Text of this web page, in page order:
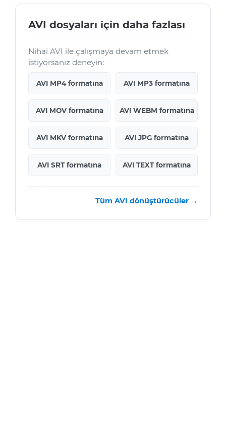
AVI dosyaları için daha fazlası
Nihai AVI ile çalışmaya devam etmek
istiyorsanız deneyin:
AVI MP4 formatına AVI MP3 formatına
AVI MOV formatına AVI WEBM formatına
AVI MKV formatına AVI JPG formatına
AVI SRT formatına AVI TEXT formatına
Tüm AVI dönüştürücüler →